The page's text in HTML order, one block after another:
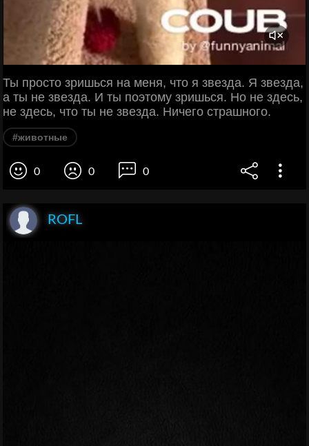
Ты просто зришься на меня, что я звезда. Я звезда,
а ты не звезда. И ты поэтому зришься. Но не здесь,
не здесь, что ты не звезда. Ничего страшного.
#животные
0 0 0
ROFL